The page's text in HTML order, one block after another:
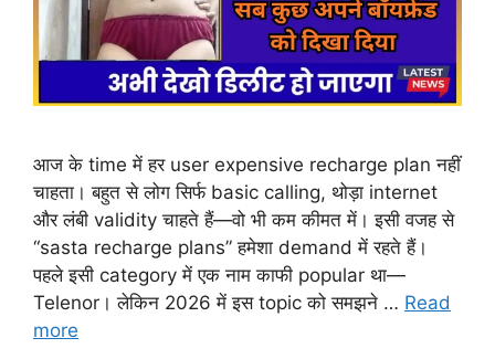
आज के time में हर user expensive recharge plan नहीं
चाहता। बहुत से लोग सिर्फ basic calling, थोड़ा internet
और लंबी validity चाहते हैं—वो भी कम कीमत में। इसी वजह से
“sasta recharge plans” हमेशा demand में रहते हैं।
पहले इसी category में एक नाम काफी popular था—
Telenor। लेकिन 2026 में इस topic को समझने … Read
more